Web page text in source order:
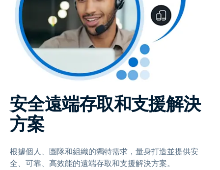
安全遠端存取和支援解決
方案
根據個人、團隊和組織的獨特需求，量身打造並提供安
全、可靠、高效能的遠端存取和支援解決方案。